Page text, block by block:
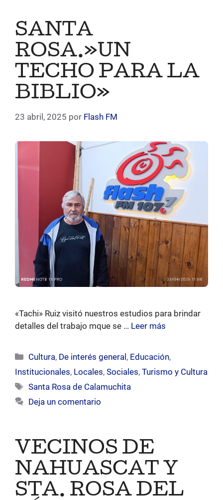
SANTA
ROSA.»UN
TECHO PARA LA
BIBLIO»
23 abril, 2025 por Flash FM
«Tachi» Ruiz visitó nuestros estudios para brindar
detalles del trabajo mque se … Leer más
Categorías
Cultura, De interés general, Educación,
Institucionales, Locales, Sociales, Turismo y Cultura
Etiquetas
Santa Rosa de Calamuchita
Deja un comentario
VECINOS DE
NAHUASCAT Y
STA. ROSA DEL